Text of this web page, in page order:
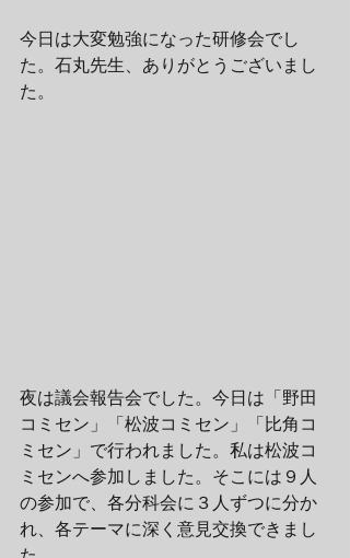
今日は大変勉強になった研修会でし
た。石丸先生、ありがとうございまし
た。
夜は議会報告会でした。今日は「野田
コミセン」「松波コミセン」「比角コ
ミセン」で行われました。私は松波コ
ミセンへ参加しました。そこには９人
の参加で、各分科会に３人ずつに分か
れ、各テーマに深く意見交換できまし